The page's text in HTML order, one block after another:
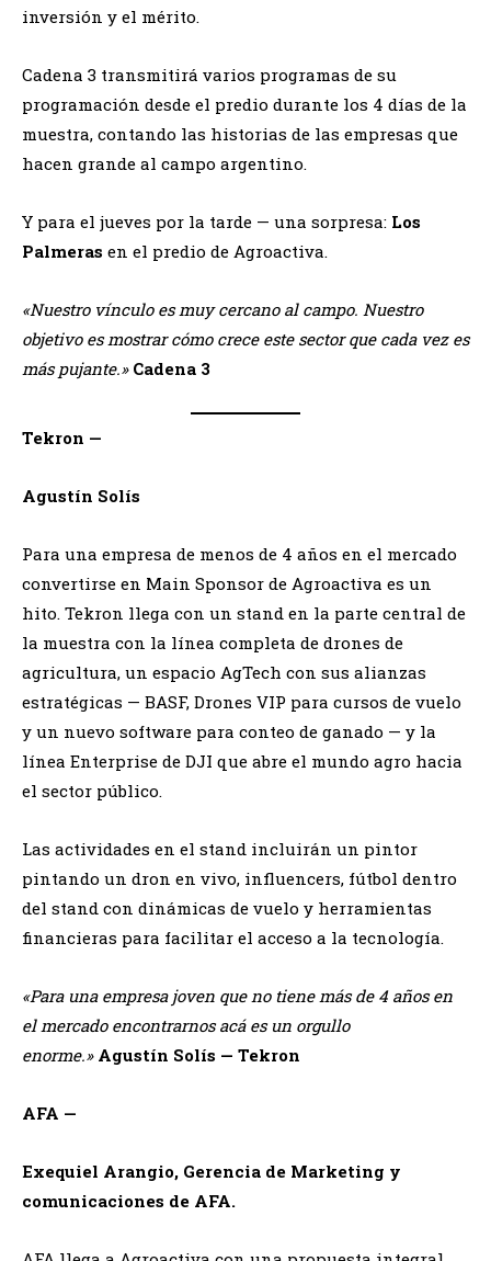
inversión y el mérito.
Cadena 3 transmitirá varios programas de su
programación desde el predio durante los 4 días de la
muestra, contando las historias de las empresas que
hacen grande al campo argentino.
Y para el jueves por la tarde — una sorpresa: Los
Palmeras en el predio de Agroactiva.
«Nuestro vínculo es muy cercano al campo. Nuestro
objetivo es mostrar cómo crece este sector que cada vez es
más pujante.» Cadena 3
Tekron —
Agustín Solís
Para una empresa de menos de 4 años en el mercado
convertirse en Main Sponsor de Agroactiva es un
hito. Tekron llega con un stand en la parte central de
la muestra con la línea completa de drones de
agricultura, un espacio AgTech con sus alianzas
estratégicas — BASF, Drones VIP para cursos de vuelo
y un nuevo software para conteo de ganado — y la
línea Enterprise de DJI que abre el mundo agro hacia
el sector público.
Las actividades en el stand incluirán un pintor
pintando un dron en vivo, influencers, fútbol dentro
del stand con dinámicas de vuelo y herramientas
financieras para facilitar el acceso a la tecnología.
«Para una empresa joven que no tiene más de 4 años en
el mercado encontrarnos acá es un orgullo
enorme.» Agustín Solís — Tekron
AFA —
Exequiel Arangio, Gerencia de Marketing y
comunicaciones de AFA.